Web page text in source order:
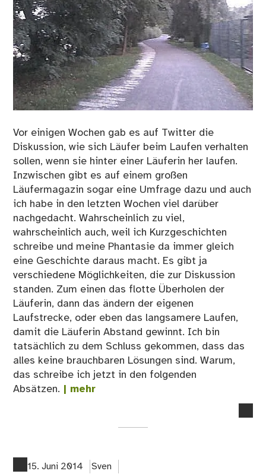
Vor einigen Wochen gab es auf Twitter die
Diskussion, wie sich Läufer beim Laufen verhalten
sollen, wenn sie hinter einer Läuferin her laufen.
Inzwischen gibt es auf einem großen
Läufermagazin sogar eine Umfrage dazu und auch
ich habe in den letzten Wochen viel darüber
nachgedacht. Wahrscheinlich zu viel,
wahrscheinlich auch, weil ich Kurzgeschichten
schreibe und meine Phantasie da immer gleich
eine Geschichte daraus macht. Es gibt ja
verschiedene Möglichkeiten, die zur Diskussion
standen. Zum einen das flotte Überholen der
Läuferin, dann das ändern der eigenen
Laufstrecke, oder eben das langsamere Laufen,
damit die Läuferin Abstand gewinnt. Ich bin
tatsächlich zu dem Schluss gekommen, dass das
alles keine brauchbaren Lösungen sind. Warum,
das schreibe ich jetzt in den folgenden
Absätzen. | mehr
15. Juni 2014
Sven